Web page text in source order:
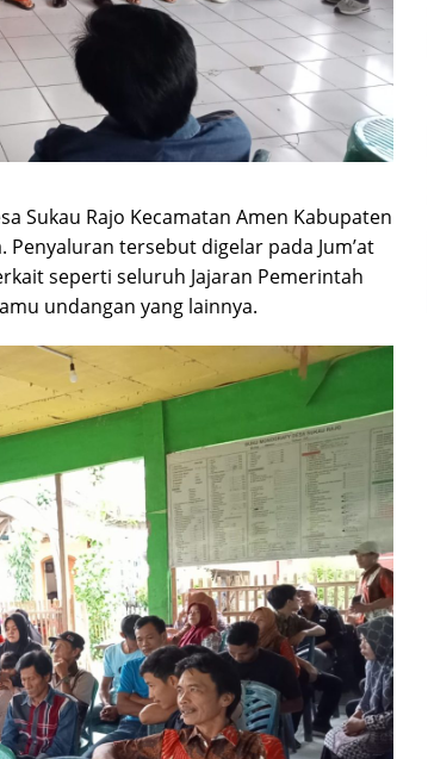
Sukau Rajo Kecamatan Amen Kabupaten
Penyaluran tersebut digelar pada Jum’at
seperti seluruh Jajaran Pemerintah
undangan yang lainnya.